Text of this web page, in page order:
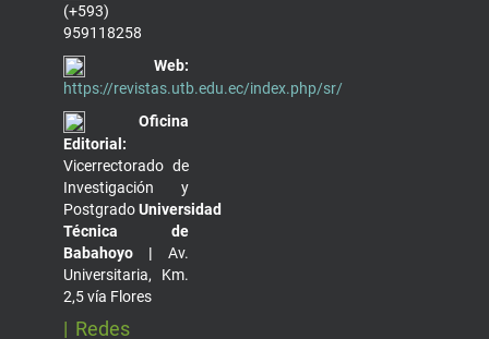
(+593)
959118258
Web:
https://revistas.utb.edu.ec/index.php/sr/
Oficina
Editorial:
Vicerrectorado de
Investigación y
PostgradoUniversidad
Técnica de
Babahoyo | Av.
Universitaria, Km.
2,5 vía Flores
| Redes